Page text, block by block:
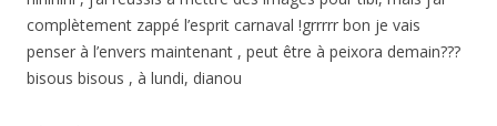
complètement zappé l’esprit carnaval !grrrrr bon je vais
penser à l’envers maintenant , peut être à peixora demain???
bisous bisous , à lundi, dianou